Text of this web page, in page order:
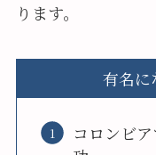
ります。
有名に
コロンビ